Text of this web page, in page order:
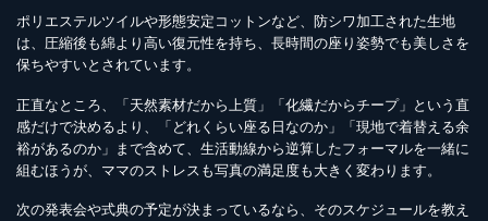
ポリエステルツイルや形態安定コットンなど、防シワ加工された生地
は、圧縮後も綿より高い復元性を持ち、長時間の座り姿勢でも美しさを
保ちやすいとされています。
正直なところ、「天然素材だから上質」「化繊だからチープ」という直
感だけで決めるより、「どれくらい座る日なのか」「現地で着替える余
裕があるのか」まで含めて、生活動線から逆算したフォーマルを一緒に
組むほうが、ママのストレスも写真の満足度も大きく変わります。
次の発表会や式典の予定が決まっているなら、そのスケジュールを教え